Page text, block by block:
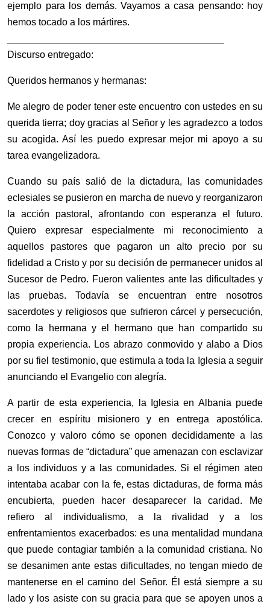
ejemplo para los demás. Vayamos a casa pensando: hoy
hemos tocado a los mártires.
Discurso entregado:
Queridos hermanos y hermanas:
Me alegro de poder tener este encuentro con ustedes en su
querida tierra; doy gracias al Señor y les agradezco a todos
su acogida. Así les puedo expresar mejor mi apoyo a su
tarea evangelizadora.
Cuando su país salió de la dictadura, las comunidades
eclesiales se pusieron en marcha de nuevo y reorganizaron
la acción pastoral, afrontando con esperanza el futuro.
Quiero expresar especialmente mi reconocimiento a
aquellos pastores que pagaron un alto precio por su
fidelidad a Cristo y por su decisión de permanecer unidos al
Sucesor de Pedro. Fueron valientes ante las dificultades y
las pruebas. Todavía se encuentran entre nosotros
sacerdotes y religiosos que sufrieron cárcel y persecución,
como la hermana y el hermano que han compartido su
propia experiencia. Los abrazo conmovido y alabo a Dios
por su fiel testimonio, que estimula a toda la Iglesia a seguir
anunciando el Evangelio con alegría.
A partir de esta experiencia, la Iglesia en Albania puede
crecer en espíritu misionero y en entrega apostólica.
Conozco y valoro cómo se oponen decididamente a las
nuevas formas de “dictadura” que amenazan con esclavizar
a los individuos y a las comunidades. Si el régimen ateo
intentaba acabar con la fe, estas dictaduras, de forma más
encubierta, pueden hacer desaparecer la caridad. Me
refiero al individualismo, a la rivalidad y a los
enfrentamientos exacerbados: es una mentalidad mundana
que puede contagiar también a la comunidad cristiana. No
se desanimen ante estas dificultades, no tengan miedo de
mantenerse en el camino del Señor. Él está siempre a su
lado y los asiste con su gracia para que se apoyen unos a